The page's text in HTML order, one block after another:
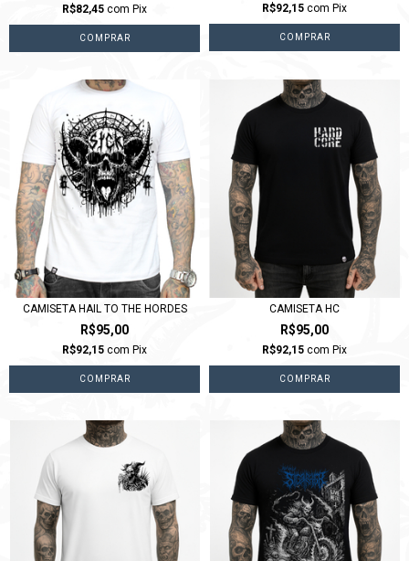
R$82,45 com Pix
COMPRAR
R$92,15 com Pix
COMPRAR
CAMISETA HAIL TO THE HORDES
R$95,00
R$92,15 com Pix
COMPRAR
CAMISETA HC
R$95,00
R$92,15 com Pix
COMPRAR